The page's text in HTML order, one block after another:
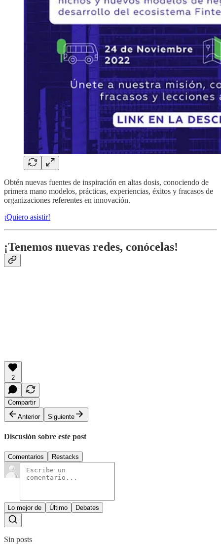
Obtén nuevas fuentes de inspiración en altas dosis, conociendo de
primera mano modelos, prácticas, experiencias, éxitos y fracasos de
organizaciones referentes en innovación.
¡Quiero asistir!
¡Tenemos nuevas redes, conócelas!
2
Compartir
Anterior
Siguiente
Discusión sobre este post
Comentarios Restacks
Lo mejor de Último Debates
Sin posts